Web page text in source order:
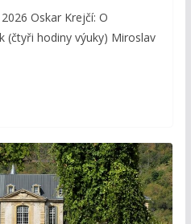
Oskar Krejčí: O
(čtyři hodiny výuky) Miroslav